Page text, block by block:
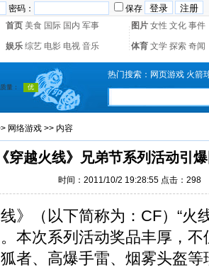
密码：
保存
首页 美食 国际 国内 军事 图片 女性 文化 事件
娱乐 综艺 电影 电视 音乐 体育 文学 探索 奇闻
热门搜索： 网页游戏 火箭
网络游戏 >> 内容
《穿越火线》兄弟节系列活动引
时间：2011/10/2 19:28:55 点击： 298
（以下简称为：CF）“火
本次系列活动奖品丰厚，不
者、高爆手雷、烟雾头盔